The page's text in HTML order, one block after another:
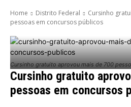
Home Distrito Federal
Cursinho
pessoas em concursos públicos
Cursinho gratuito aprovou mais de 700
Cursinho gratuito
pessoas em concursos